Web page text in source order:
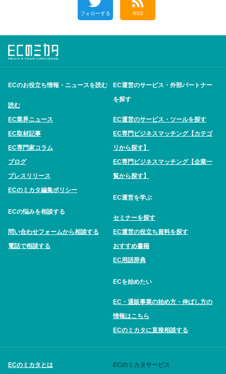
フォローする RSS
ECのお役立ち情報・ニュースを読む
読む
EC業界ニュース
EC取材記事
EC専門家コラム
ブログ
プレスリリース
ECのミカタ編集ポリシー
ECの悩みを相談する
問い合わせフォームから相談する
電話で相談する
EC運営のサービス・外部パートナー
を探す
EC運営のサービス・ツールを探す
EC専門ビジネスマッチング【カテゴ
リから探す】
EC専門ビジネスマッチング【企業一
覧から探す】
EC運営を学ぶ
セミナーを探す
EC運営の役立ち資料を探す
おすすめ書籍
EC用語辞典
ECを始めたい
EC・通販事業の始め方・伸ばし方の
情報はこちら
ECのミカタに直接相談する
ECのミカタとは ECのミカタサービス